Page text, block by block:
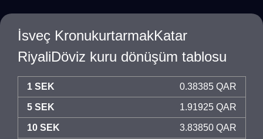
İsveç KronukurtarmakKatar
RiyaliDöviz kuru dönüşüm tablosu
1 SEK 0.38385 QAR
5 SEK 1.91925 QAR
10 SEK 3.83850 QAR